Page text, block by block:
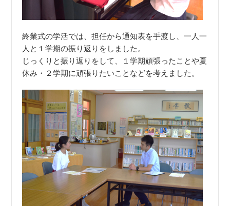
終業式の学活では、担任から通知表を手渡し、一人一
人と１学期の振り返りをしました。
じっくりと振り返りをして、１学期頑張ったことや夏
休み・２学期に頑張りたいことなどを考えました。